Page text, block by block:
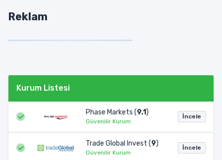
Reklam
Kurum Listesi
Phase Markets (9.1)
Güvenilir Kurum
İncele
Trade Global Invest (9)
Güvenilir Kurum
İncele